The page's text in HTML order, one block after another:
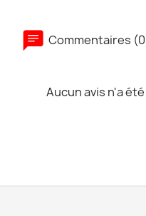
Commentaires
Aucun avis n'a